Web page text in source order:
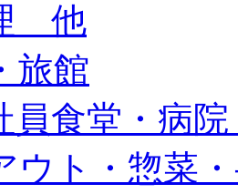
他
旅館
員食堂・病
ウト・惣菜